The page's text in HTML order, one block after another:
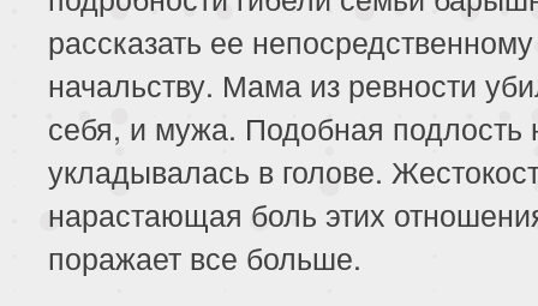
рассказать ее непосредственному
начальству. Мама из ревности
себя, и мужа. Подобная подлость
укладывалась в голове.
нарастающая боль этих
поражает все больше.